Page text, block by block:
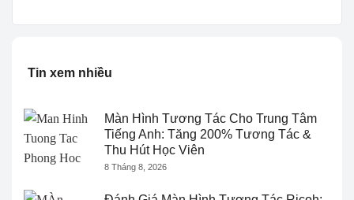
Tin xem nhiều
Màn Hình Tương Tác Cho Trung Tâm
Tiếng Anh: Tăng 200% Tương Tác &
Thu Hút Học Viên
8 Tháng 8, 2026